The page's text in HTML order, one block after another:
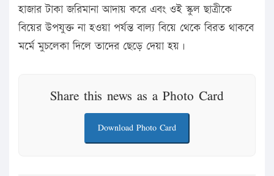
হাজার টাকা জরিমানা আদায় করে এবং ওই স্কুল ছাত্রীকে
বিয়ের উপযুক্ত না হওয়া পর্যন্ত বাল্য বিয়ে থেকে বিরত থাকবে
মর্মে মুচলেকা দিলে তাদের ছেড়ে দেয়া হয়।
Share this news as a Photo Card
Download Photo Card